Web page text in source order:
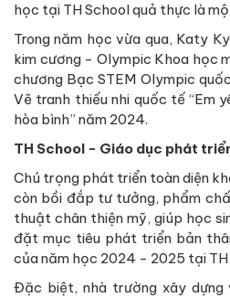
học tại TH School quả thực là
Trong năm học vừa qua, Katy
kim cương - Olympic Khoa học
chương Bạc STEM Olympic
Vẽ tranh thiếu nhi quốc tế “Em
hòa bình” năm 2024.
TH School - Giáo dục phát
Chú trọng phát triển toàn diện
còn bồi đắp tư tưởng, phẩm
thuật chân thiện mỹ, giúp học
đặt mục tiêu phát triển bản
của năm học 2024 - 2025 tại TH
Đặc biệt, nhà trường xây